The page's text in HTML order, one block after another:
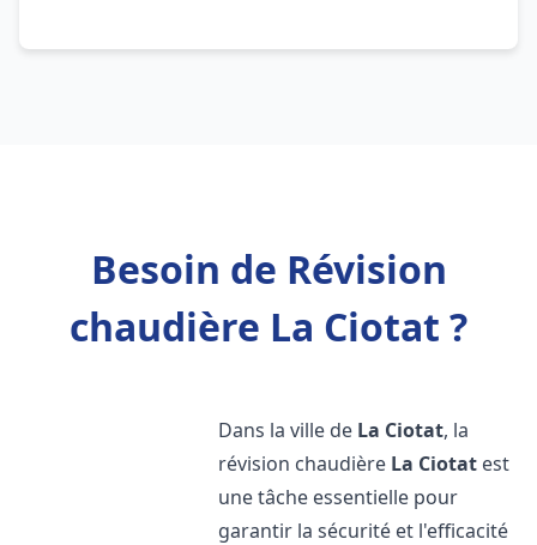
Besoin de Révision
chaudière La Ciotat ?
Dans la ville de La Ciotat, la
révision chaudière La Ciotat est
une tâche essentielle pour
garantir la sécurité et l'efficacité